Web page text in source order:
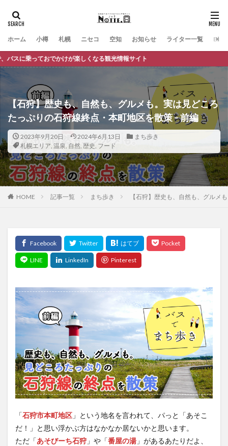
ホーム 小樽 札幌 ニセコ 空知 お知らせ ライター一覧
る観光情報サイト
【石狩】歴史も、自然も、グルメも。実は見どころ
たっぷりの石狩線終点・本町地区を散策 – 前編
2023年9月20日 2024年6月13日
まち歩き
札幌エリア, 温泉, 自然, 歴史, フード
HOME 記事一覧 まち歩き 【石狩】歴史も、自然も、グルメ
「石狩市本町地区 」という地名を言われて、パっと「あそこ
だ！」と思い浮かぶ方はなかなか居ないかと思います。
ただ「あそびーち石狩 」や「番屋の湯 」があるあたりだよ、